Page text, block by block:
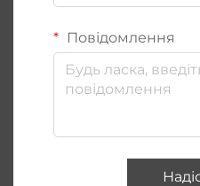
Повідомлення